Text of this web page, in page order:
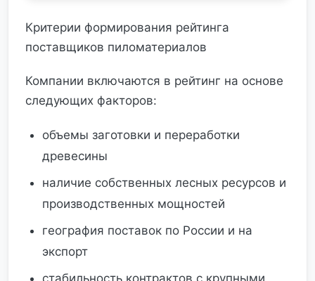
Критерии формирования рейтинга
поставщиков пиломатериалов
Компании включаются в рейтинг на основе
следующих факторов:
объемы заготовки и переработки
древесины
наличие собственных лесных ресурсов и
производственных мощностей
география поставок по России и на
экспорт
стабильность контрактов с крупными